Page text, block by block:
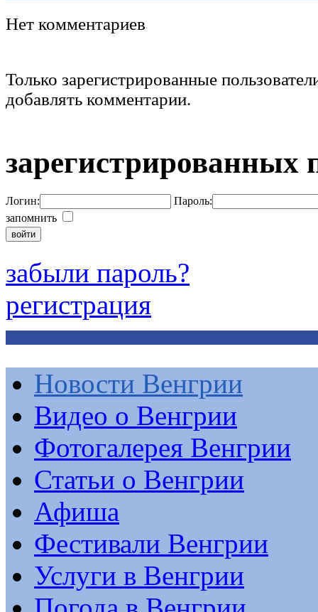
Нет комментариев
Только зарегистрированные
добавлять комментарии.
зарегистрированных
Логин:
Пароль:
запомнить
забыли пароль?
регистрация
Новости Венгрии
Видео о Венгрии
Фотогалерея Венгрии
Статьи о Венгрии
Афиша
Фестивали Венгрии
Услуги в Венгрии